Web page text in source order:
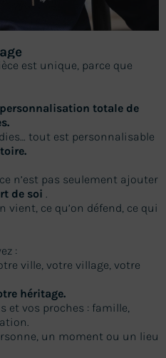
est unique, parce que
totale de
tout est personnalisable
n’est pas seulement ajouter
de soi
vient, ce qu’on défend, ce qui
:
ville, votre village, votre
héritage.
et vos proches : famille,
un moment ou un lieu
et ultra-personnalisation
traitées à partir du mercredi 19